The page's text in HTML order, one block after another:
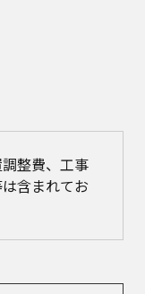
整費、工事
含まれてお